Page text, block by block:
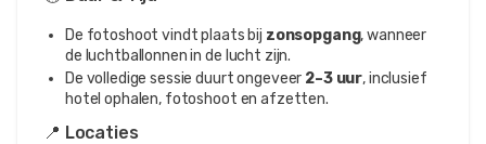
De fotoshoot vindt plaats bij zonsopgang, wanneer
de luchtballonnen in de lucht zijn.
De volledige sessie duurt ongeveer 2–3 uur, inclusief
hotel ophalen, fotoshoot en afzetten.
📍 Locaties